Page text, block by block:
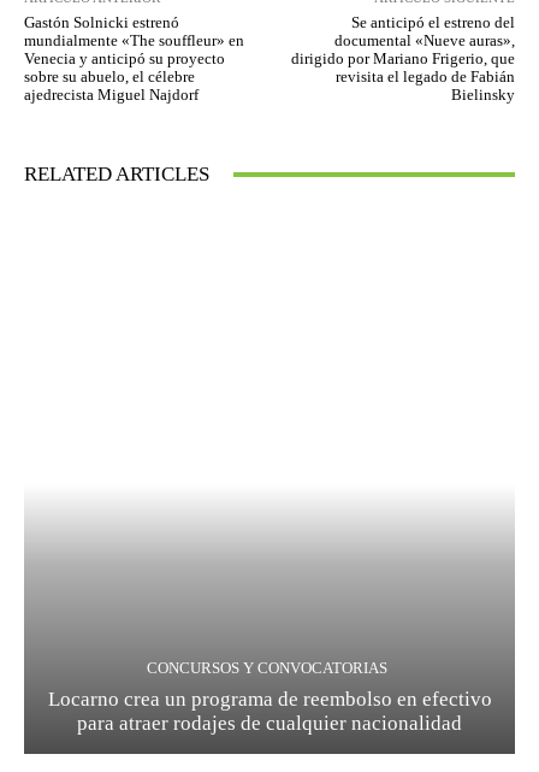
Gastón Solnicki estrenó
mundialmente «The souffleur» en
Venecia y anticipó su proyecto
sobre su abuelo, el célebre
ajedrecista Miguel Najdorf
Se anticipó el estreno del
documental «Nueve auras»,
dirigido por Mariano Frigerio, que
revisita el legado de Fabián
Bielinsky
RELATED ARTICLES
CONCURSOS Y CONVOCATORIAS
Locarno crea un programa de reembolso en efectivo
para atraer rodajes de cualquier nacionalidad